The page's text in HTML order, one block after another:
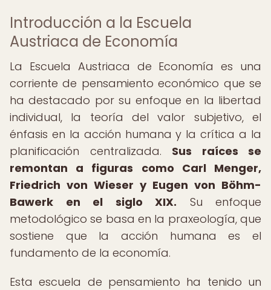
Introducción a la Escuela
Austriaca de Economía
La Escuela Austriaca de Economía es una
corriente de pensamiento económico que se
ha destacado por su enfoque en la libertad
individual, la teoría del valor subjetivo, el
énfasis en la acción humana y la crítica a la
planificación centralizada. Sus raíces se
remontan a figuras como Carl Menger,
Friedrich von Wieser y Eugen von Böhm-
Bawerk en el siglo XIX. Su enfoque
metodológico se basa en la praxeología, que
sostiene que la acción humana es el
fundamento de la economía.
Esta escuela de pensamiento ha tenido un